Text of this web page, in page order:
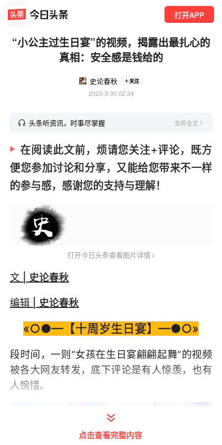
打开APP
“小公主过生日宴”的视频，揭露出最扎心的
真相：安全感是钱给的
史论春秋 关注
2023-3-30 02:34
头条听资讯，时事尽掌握 去听全文
在阅读此文前，烦请您关注+评论，既方
便您参加讨论和分享，又能给您带来不一样
的参与感，感谢您的支持与理解！
打开今日头条查看图片详情
文 | 史论春秋
编辑 | 史论春秋
«○●—【十周岁生日宴】—●○»
段时间，一则“女孩在生日宴翩翩起舞”的视频
被各大网友转发，底下评论是有人惊羡，也有
人惋惜。
点击查看完整内容